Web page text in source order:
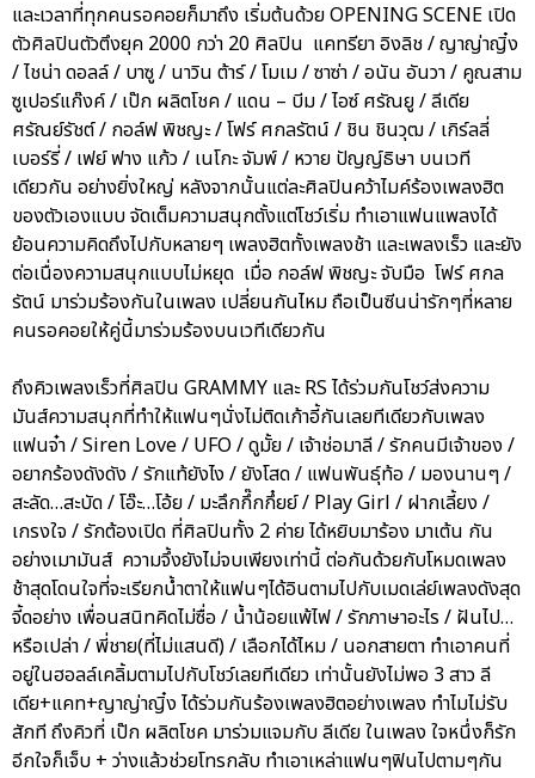
และเวลาที่ทุกคนรอคอยก็มาถึง เริ่มต้นด้วย OPENING SCENE เปิด
ตัวศิลปินตัวตึงยุค 2000 กว่า 20 ศิลปิน แคทรียา อิงลิช / ญาญ่าญิ๋ง
/ ไชน่า ดอลล์ / บาซู / นาวิน ต้าร์ / โมเม / ซาซ่า / อนัน อันวา / คูณสาม
ซูเปอร์แก๊งค์ / เป๊ก ผลิตโชค / แดน – บีม / ไอซ์ ศรัณยู / ลีเดีย
ศรัณย์รัชต์ / กอล์ฟ พิชญะ / โฟร์ ศกลรัตน์ / ชิน ชินวุฒ / เกิร์ลลี่
เบอร์รี่ / เฟย์ ฟาง แก้ว / เนโกะ จัมพ์ / หวาย ปัญญ์ธิษา บนเวที
เดียวกัน อย่างยิ่งใหญ่ หลังจากนั้นแต่ละศิลปินคว้าไมค์ร้องเพลงฮิต
ของตัวเองแบบ จัดเต็มความสนุกตั้งแต่โชว์เริ่ม ทำเอาแฟนแพลงได้
ย้อนความคิดถึงไปกับหลายๆ เพลงฮิตทั้งเพลงช้า และเพลงเร็ว และยัง
ต่อเนื่องความสนุกแบบไม่หยุด เมื่อ กอล์ฟ พิชญะ จับมือ โฟร์ ศกล
รัตน์ มาร่วมร้องกันในเพลง เปลี่ยนกันไหม ถือเป็นซีนน่ารักๆที่หลาย
คนรอคอยให้คู่นี้มาร่วมร้องบนเวทีเดียวกัน
ถึงคิวเพลงเร็วที่ศิลปิน GRAMMY และ RS ได้ร่วมกันโชว์ส่งความ
มันส์ความสนุกที่ทำให้แฟนๆนั่งไม่ติดเก้าอี้กันเลยทีเดียวกับเพลง
แฟนจ๋า / Siren Love / UFO / ดูมั้ย / เจ้าช่อมาลี / รักคนมีเจ้าของ /
อยากร้องดังดัง / รักแท้ยังไง / ยังโสด / แฟนพันธุ์ท้อ / มองนานๆ /
สะลัด…สะบัด / โอ๊ะ…โอ้ย / มะลึกกึ๊กกึ๋ยย์ / Play Girl / ฝากเลี้ยง /
เกรงใจ / รักต้องเปิด ที่ศิลปินทั้ง 2 ค่าย ได้หยิบมาร้อง มาเต้น กัน
อย่างเมามันส์ ความจึ้งยังไม่จบเพียงเท่านี้ ต่อกันด้วยกับโหมดเพลง
ช้าสุดโดนใจที่จะเรียกน้ำตาให้แฟนๆได้อินตามไปกับเมดเล่ย์เพลงดังสุด
จี้ดอย่าง เพื่อนสนิทคิดไม่ซื่อ / น้ำน้อยแพ้ไฟ / รักภาษาอะไร / ฝันไป…
หรือเปล่า / พี่ชาย(ที่ไม่แสนดี) / เลือกได้ไหม / นอกสายตา ทำเอาคนที่
อยู่ในฮอลล์เคลิ้มตามไปกับโชว์เลยทีเดียว เท่านั้นยังไม่พอ 3 สาว ลี
เดีย+แคท+ญาญ่าญิ๋ง ได้ร่วมกันร้องเพลงฮิตอย่างเพลง ทำไมไม่รับ
สักที ถึงคิวที่ เป๊ก ผลิตโชค มาร่วมแจมกับ ลีเดีย ในเพลง ใจหนึ่งก็รัก
อีกใจก็เจ็บ + ว่างแล้วช่วยโทรกลับ ทำเอาเหล่าแฟนๆฟินไปตามๆกัน